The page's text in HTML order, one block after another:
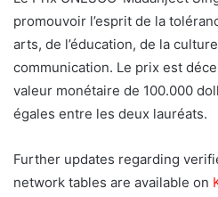
promouvoir l’esprit de la
arts, de l’éducation, de la
communication. Le prix est
valeur monétaire de 100.000
égales entre les deux lauréats.
Further updates regarding
network tables are available on